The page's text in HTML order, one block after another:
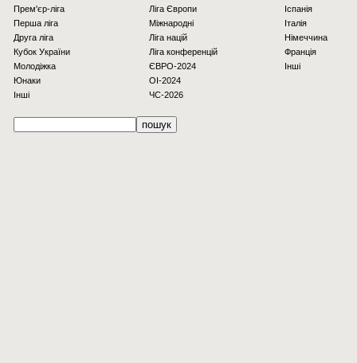
Прем'єр-ліга
Перша ліга
Друга ліга
Кубок України
Молодіжка
Юнаки
Інші
Ліга Європи
Міжнародні
Ліга націй
Ліга конференцій
ЄВРО-2024
OI-2024
ЧС-2026
Іспанія
Італія
Німеччина
Франція
Інші